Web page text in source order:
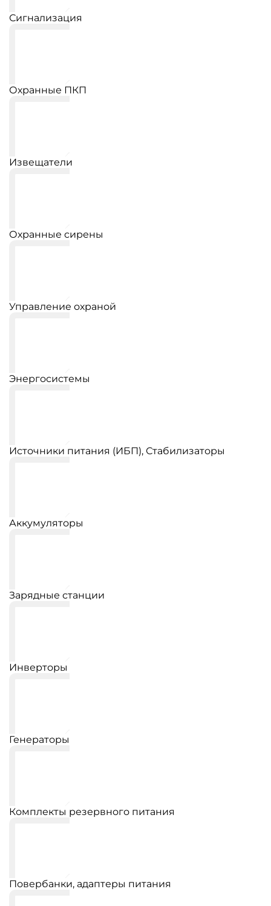
Сигнализация
Охранные ПКП
Извещатели
Охранные сирены
Управление охраной
Энергосистемы
Источники питания (ИБП), Стабилизаторы
Аккумуляторы
Зарядные станции
Инверторы
Генераторы
Комплекты резервного питания
Повербанки, адаптеры питания